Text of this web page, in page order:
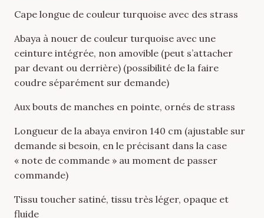
Cape longue de couleur turquoise avec des strass
Abaya à nouer de couleur turquoise avec une
ceinture intégrée, non amovible (peut s’attacher
par devant ou derrière) (possibilité de la faire
coudre séparément sur demande)
Aux bouts de manches en pointe, ornés de strass
Longueur de la abaya environ 140 cm (ajustable sur
demande si besoin, en le précisant dans la case
« note de commande » au moment de passer
commande)
Tissu toucher satiné, tissu très léger, opaque et
fluide